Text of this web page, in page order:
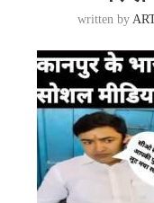
written by